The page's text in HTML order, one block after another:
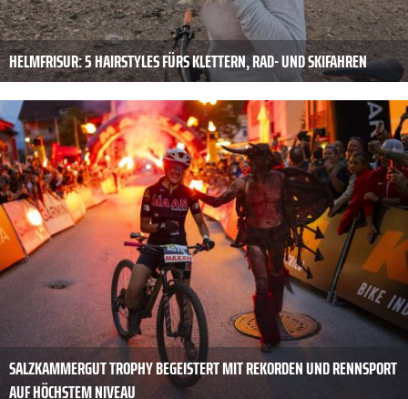
HELMFRISUR: 5 HAIRSTYLES FÜRS KLETTERN, RAD- UND SKIFAHREN
SALZKAMMERGUT TROPHY BEGEISTERT MIT REKORDEN UND RENNSPORT
AUF HÖCHSTEM NIVEAU